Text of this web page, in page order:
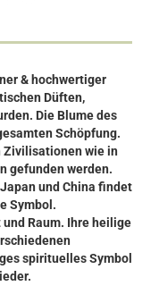
& hochwertiger
Düften,
Die Blume des
Schöpfung.
Zivilisationen wie in
gefunden werden.
und China findet
Symbol.
Raum. Ihre heilige
spirituelles Symbol